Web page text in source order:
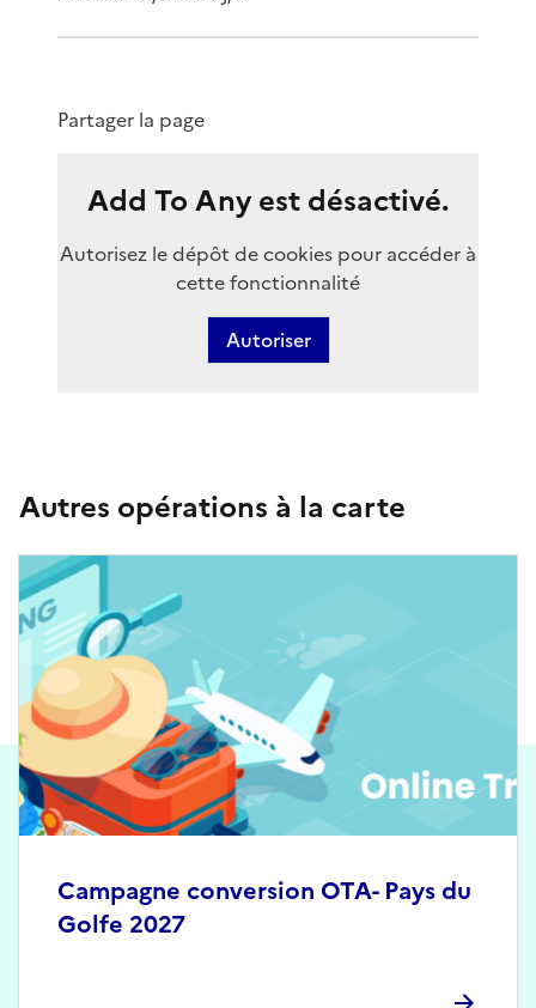
Partager la page
Add To Any est désactivé.
Autorisez le dépôt de cookies pour accéder à
cette fonctionnalité
Autoriser
Autres opérations à la carte
Campagne conversion OTA- Pays du
Golfe 2027